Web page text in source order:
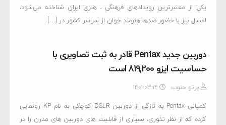
یکی از معتبرترین رویدادهای فرهنگی ـ هنری ایران شناخته می‌شود،
امسال نیز با حضور صدها هنرمند جوان از سراسر کشور در […]
دوربین جدید Pentax قادر به ثبت تصاویری با
حساسیت ایزو 819,200 است
پرتو جنوب ۱۴۰۱-۰۳-۱۴
کمپانی Pentax به تازگی از دوربین DSLR کوچکی به نام KP رونمایی
کرده که از نظر تئوری، بسیاری از قابلیت های دوربین های مدرن را در